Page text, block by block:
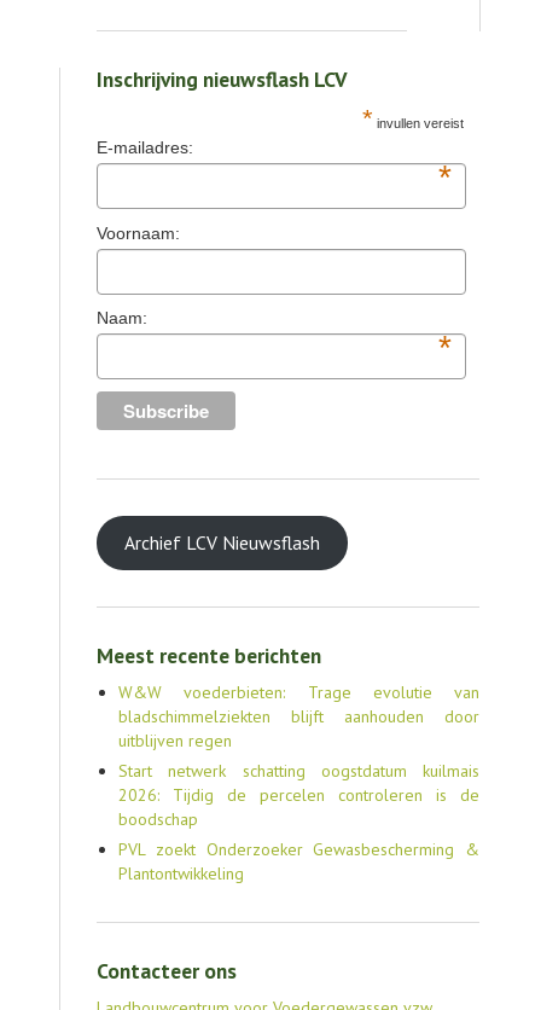
Inschrijving nieuwsflash LCV
* invullen vereist
E-mailadres:
*
Voornaam:
Naam:
*
Archief LCV Nieuwsflash
Meest recente berichten
W&W voederbieten: Trage evolutie van
bladschimmelziekten blijft aanhouden door
uitblijven regen
Start netwerk schatting oogstdatum kuilmais
2026: Tijdig de percelen controleren is de
boodschap
PVL zoekt Onderzoeker Gewasbescherming &
Plantontwikkeling
Contacteer ons